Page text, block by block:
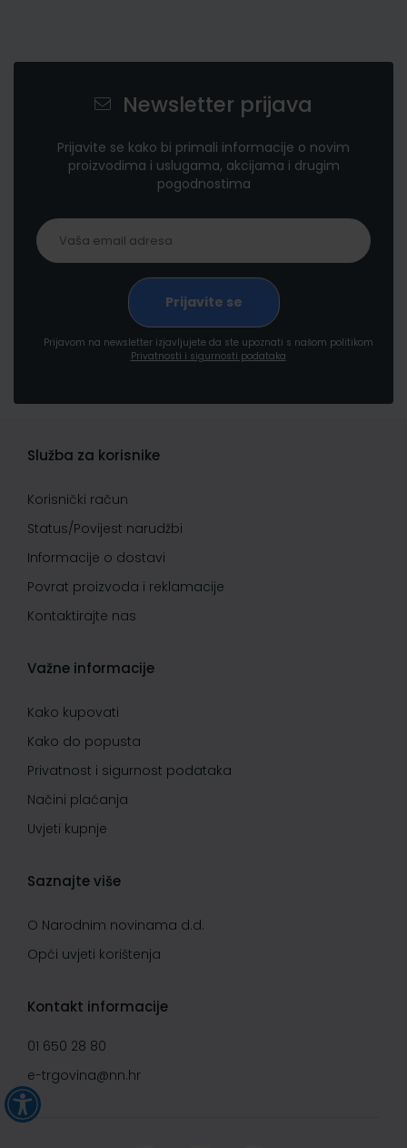
Newsletter prijava
Prijavite se kako bi primali informacije o novim
proizvodima i uslugama, akcijama i drugim
pogodnostima
Prijavom na newsletter izjavljujete da ste upoznati s našom politikom
Privatnosti i sigurnosti podataka
Služba za korisnike
Korisnički račun
Status/Povijest narudžbi
Informacije o dostavi
Povrat proizvoda i reklamacije
Kontaktirajte nas
Važne informacije
Kako kupovati
Kako do popusta
Privatnost i sigurnost podataka
Načini plaćanja
Uvjeti kupnje
Saznajte više
O Narodnim novinama d.d.
Opći uvjeti korištenja
Kontakt informacije
01 650 28 80
e-trgovina@nn.hr